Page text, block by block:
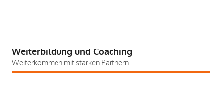
Weiterbildung und Coaching
Weiterkommen mit starken Partnern